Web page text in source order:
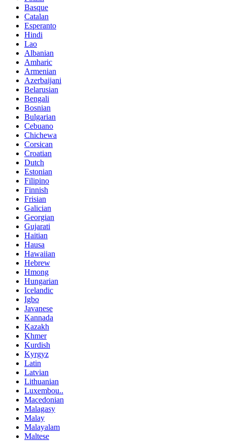
Basque
Catalan
Esperanto
Hindi
Lao
Albanian
Amharic
Armenian
Azerbaijani
Belarusian
Bengali
Bosnian
Bulgarian
Cebuano
Chichewa
Corsican
Croatian
Dutch
Estonian
Filipino
Finnish
Frisian
Galician
Georgian
Gujarati
Haitian
Hausa
Hawaiian
Hebrew
Hmong
Hungarian
Icelandic
Igbo
Javanese
Kannada
Kazakh
Khmer
Kurdish
Kyrgyz
Latin
Latvian
Lithuanian
Luxembou..
Macedonian
Malagasy
Malay
Malayalam
Maltese